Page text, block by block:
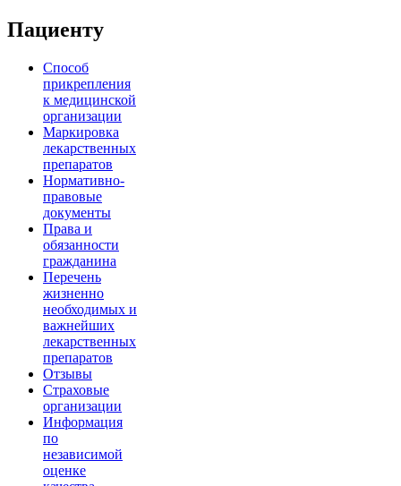
Пациенту
Способ
прикрепления
к медицинской
организации
Маркировка
лекарственных
препаратов
Нормативно-
правовые
документы
Права и
обязанности
гражданина
Перечень
жизненно
необходимых и
важнейших
лекарственных
препаратов
Отзывы
Страховые
организации
Информация
по
независимой
оценке